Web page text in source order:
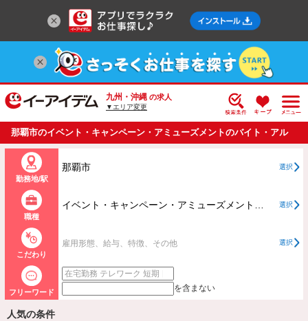
九州・沖縄 の求人
▼エリア変更
那覇市のイベント・キャンペーン・アミューズメントのバイト・アル
バイト・パートの求人情報一覧
勤務地/駅
那覇市 選択
職種
選択
こだわり
雇用形態、給与、特徴、その他 選択
フリーワード を含まない
人気の条件